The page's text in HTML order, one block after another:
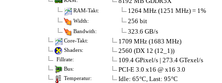
RAM-Takt: 1264 MHz (1251 MHz) = 1%
Width: 256 bit
Bandwith: 323.6 GB/s
Core-Takt: 1709 MHz (1683 MHz)
Shaders: 2560 (DX 12 (12_1))
Fillrate: 109.4 GPixel/s | 273.4 GTexel/s
Bus: PCI-E 3.0 x16 @ x16 3.0
Temperatur: Idle: 65°C, Last: 95°C